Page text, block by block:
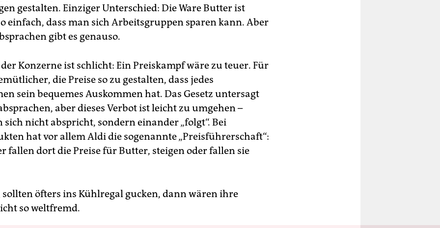
gestalten. Einziger Unterschied: Die Ware Butter ist
einfach, dass man sich Arbeitsgruppen sparen kann. Aber
gibt es genauso.
Konzerne ist schlicht: Ein Preiskampf wäre zu teuer. Für
die Preise so zu gestalten, dass jedes
sein bequemes Auskommen hat. Das Gesetz untersagt
aber dieses Verbot ist leicht zu umgehen –
nicht abspricht, sondern einander „folgt“. Bei
hat vor allem Aldi die sogenannte „Preisführerschaft“:
fallen dort die Preise für Butter, steigen oder fallen sie
sollten öfters ins Kühlregal gucken, dann wären ihre
so weltfremd.